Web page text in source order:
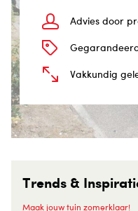
Advies door
Vakkundig
Trends &
Maak jouw tuin zomerklaar!